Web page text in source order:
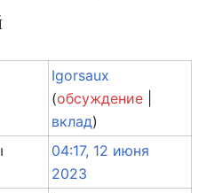
Igorsaux
(обсуждение
вклад)
04:17, 12 июня
2023